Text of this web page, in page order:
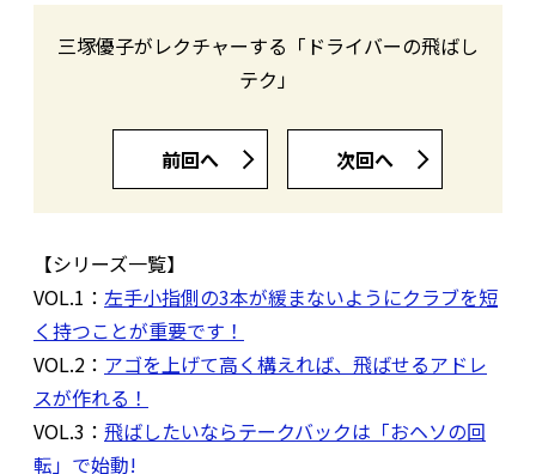
三塚優子がレクチャーする「ドライバーの飛ばし
テク」
前回へ 次回へ
【シリーズ一覧】
VOL.1： 左手小指側の3本が緩まないようにクラブを短
く持つことが重要です！
VOL.2： アゴを上げて高く構えれば、飛ばせるアドレ
スが作れる！
VOL.3： 飛ばしたいならテークバックは「おヘソの回
転」で始動!